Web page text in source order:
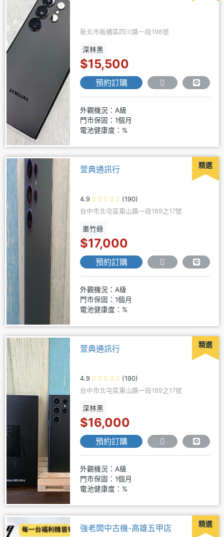
新北市板橋區四川路一段198號
深林黑
$15,500
預約訂購
外觀機況：A級
門市保固：1個月
電池健康度：%
精選
萱典通訊行
4.9
(190)
台中市北屯區東山路一段189之17號
墨竹綠
$17,000
預約訂購
外觀機況：A級
門市保固：1個月
電池健康度：%
精選
萱典通訊行
4.9
(190)
台中市北屯區東山路一段189之17號
深林黑
$16,000
預約訂購
外觀機況：A級
門市保固：1個月
電池健康度：%
精選
強老闆中古機-高雄五甲店